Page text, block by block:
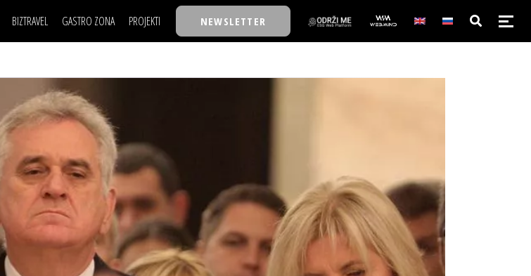
BIZTRAVEL GASTRO ZONA PROJEKTI
30 ISPOD 30
BACK TO OFFICE/SCHOOL
BIZBENDOVI
BIZKOLEGIJUM
BMW BIZNIS LIGA
BIZLIFE WEEK
IZJAVA GODINE
NEWSLETTER
NAJKOLEGA
30 ISPOD 30
BACK TO OFFICE/SCHOOL
BIZBENDOVI
BIZKOLEGIJUM
BMW BIZNIS LIGA
BIZLIFE WEEK
IZJAVA GODINE